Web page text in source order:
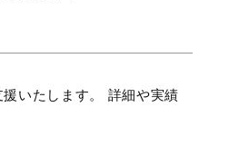
いたします。 詳細や実績